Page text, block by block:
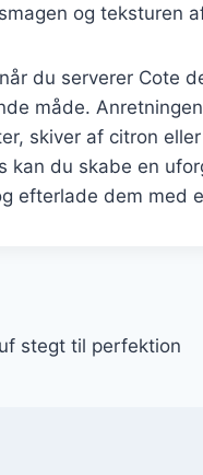
og teksturen
du serverer Cote
måde.
skiver af citron
kan du skabe en
efterlade dem med
stegt til perfektion